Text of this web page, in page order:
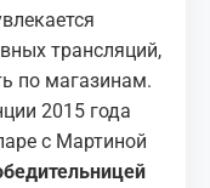
трансляций,
по магазинам.
2015 года
с Мартиной